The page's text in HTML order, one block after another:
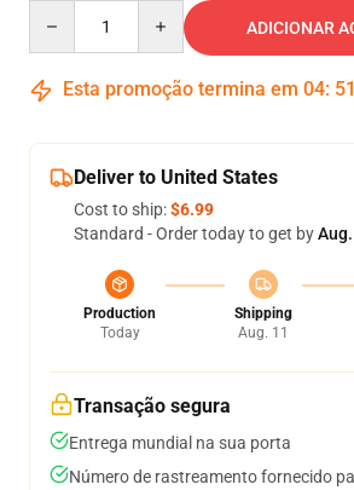
ADICIONAR
Esta promoção termina em 04: 51
Deliver to United States
Cost to ship:$6.99
Standard - Order today to get by
Production
Today
Shipping
Aug. 11
Transação segura
Entrega mundial na sua porta
Número de rastreamento fornecido